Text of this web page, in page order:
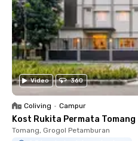
Video 360
Coliving • Campur
Kost Rukita Permata Tomang
Tomang, Grogol Petamburan